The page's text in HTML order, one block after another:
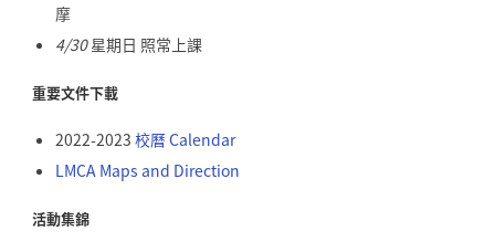
摩
4/30星期日 照常上課
重要文件下載
2022-2023 校曆Calendar
LMCA Maps and Direction
活動集錦